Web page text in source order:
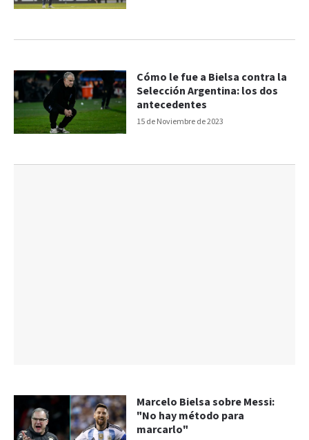
15 de Noviembre de 2023
Cómo le fue a Bielsa contra la
Selección Argentina: los dos
antecedentes
Marcelo Bielsa sobre Messi:
"No hay método para
marcarlo"